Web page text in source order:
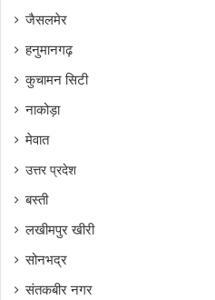
जैसलमेर
हनुमानगढ़
कुचामन सिटी
नाकोड़ा
मेवात
उत्तर प्रदेश
बस्ती
लखीमपुर खीरी
सोनभद्र
संतकबीर नगर